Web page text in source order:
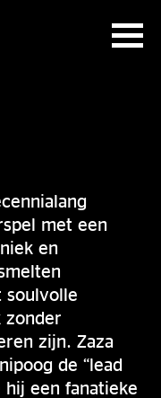
met een
en
soulvolle
zonder
zijn. Zaza
de “lead
hij een fanatieke